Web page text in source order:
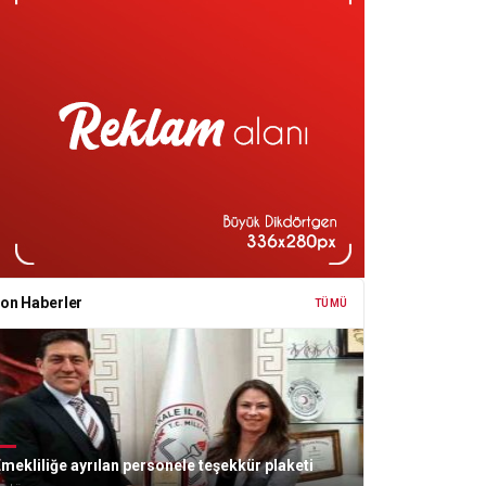
Haberler TÜMÜ
ayrılan personele teşekkür plaketi